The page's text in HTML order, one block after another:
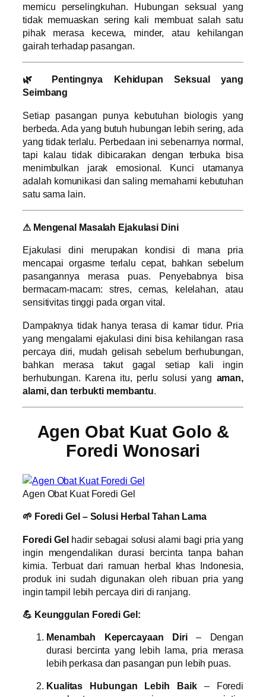
memicu perselingkuhan. Hubungan seksual yang
tidak memuaskan sering kali membuat salah satu
pihak merasa kecewa, minder, atau kehilangan
gairah terhadap pasangan.
🌿 Pentingnya Kehidupan Seksual yang
Seimbang
Setiap pasangan punya kebutuhan biologis yang
berbeda. Ada yang butuh hubungan lebih sering, ada
yang tidak terlalu. Perbedaan ini sebenarnya normal,
tapi kalau tidak dibicarakan dengan terbuka bisa
menimbulkan jarak emosional. Kunci utamanya
adalah komunikasi dan saling memahami kebutuhan
satu sama lain.
⚠ Mengenal Masalah Ejakulasi Dini
Ejakulasi dini merupakan kondisi di mana pria
mencapai orgasme terlalu cepat, bahkan sebelum
pasangannya merasa puas. Penyebabnya bisa
bermacam-macam: stres, cemas, kelelahan, atau
sensitivitas tinggi pada organ vital.
Dampaknya tidak hanya terasa di kamar tidur. Pria
yang mengalami ejakulasi dini bisa kehilangan rasa
percaya diri, mudah gelisah sebelum berhubungan,
bahkan merasa takut gagal setiap kali ingin
berhubungan. Karena itu, perlu solusi yang aman,
alami, dan terbukti membantu.
Agen Obat Kuat Golo &
Foredi Wonosari
Agen Obat Kuat Foredi Gel
🌱 Foredi Gel – Solusi Herbal Tahan Lama
Foredi Gelhadir sebagai solusi alami bagi pria yang
ingin mengendalikan durasi bercinta tanpa bahan
kimia. Terbuat dari ramuan herbal khas Indonesia,
produk ini sudah digunakan oleh ribuan pria yang
ingin tampil lebih percaya diri di ranjang.
💪 Keunggulan Foredi Gel:
Menambah Kepercayaan Diri– Dengan
durasi bercinta yang lebih lama, pria merasa
lebih perkasa dan pasangan pun lebih puas.
Kualitas Hubungan Lebih Baik– Foredi